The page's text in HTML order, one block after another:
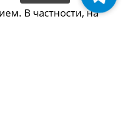
В частности, на